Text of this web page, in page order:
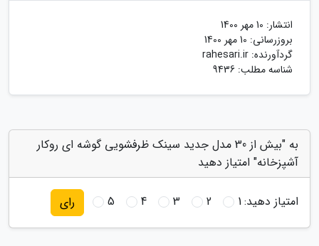
انتشار: 10 مهر 1400
بروزرسانی: 10 مهر 1400
گردآورنده: rahesari.ir
شناسه مطلب: 9436
به "بیش از 30 مدل جدید سینک ظرفشویی گوشه ای روکار
آشپزخانه" امتیاز دهید
امتیاز دهید:1
2
3
4
5 رای